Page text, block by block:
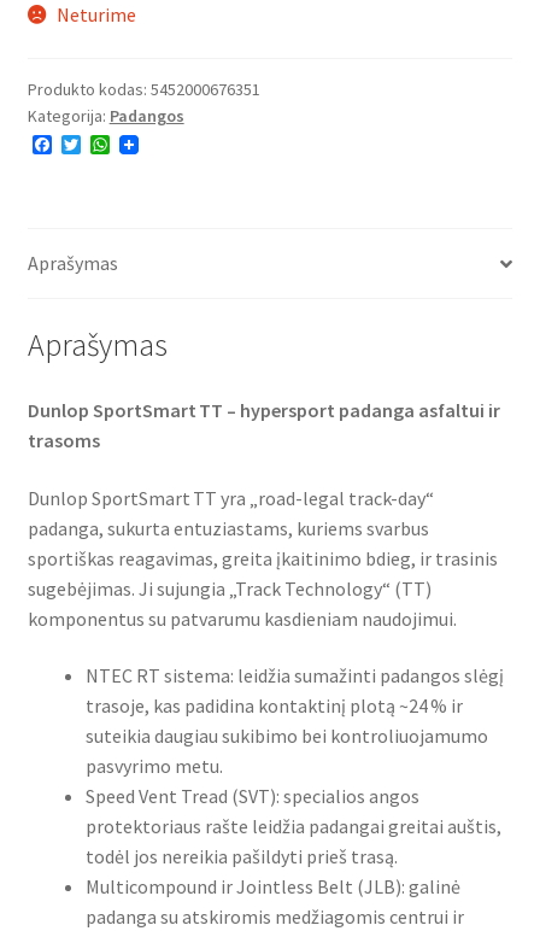
Neturime
Produkto kodas: 5452000676351
Kategorija: Padangos
F
o
T
r
W
p
Aprašymas
Aprašymas
Dunlop SportSmart TT – hypersport padanga asfaltui ir
trasoms
Dunlop SportSmart TT yra „road-legal track-day“
padanga, sukurta entuziastams, kuriems svarbus
sportiškas reagavimas, greita įkaitinimo bdieg, ir trasinis
sugebėjimas. Ji sujungia „Track Technology“ (TT)
komponentus su patvarumu kasdieniam naudojimui.
NTEC RT sistema: leidžia sumažinti padangos slėgį
trasoje, kas padidina kontaktinį plotą ~24 % ir
suteikia daugiau sukibimo bei kontroliuojamumo
pasvyrimo metu.
Speed Vent Tread (SVT): specialios angos
protektoriaus rašte leidžia padangai greitai auštis,
todėl jos nereikia pašildyti prieš trasą.
Multicompound ir Jointless Belt (JLB): galinė
padanga su atskiromis medžiagomis centrui ir